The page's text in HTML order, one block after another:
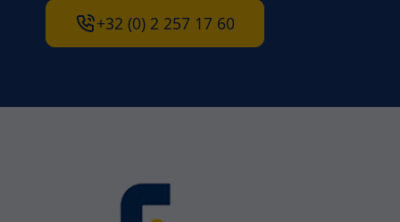
+32 (0) 2 257 17 60